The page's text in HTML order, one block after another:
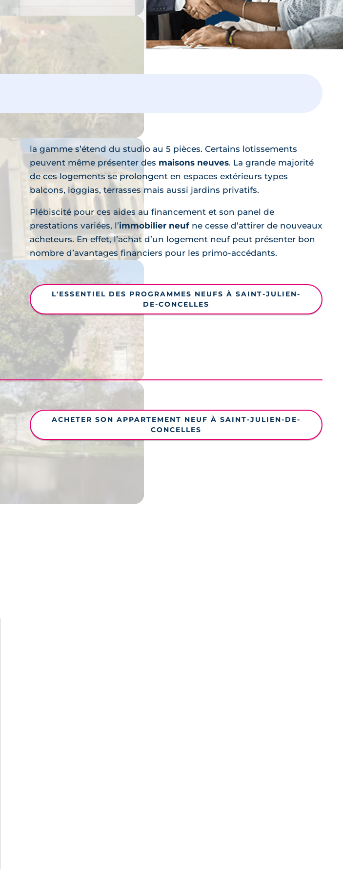
la gamme s’étend du studio au 5 pièces. Certains lotissements
peuvent même présenter des maisons neuves. La grande majorité
de ces logements se prolongent en espaces extérieurs types
balcons, loggias, terrasses mais aussi jardins privatifs.
Plébiscité pour ces aides au financement et son panel de
prestations variées, l’immobilier neuf ne cesse d’attirer de nouveaux
acheteurs. En effet, l’achat d’un logement neuf peut présenter bon
nombre d’avantages financiers pour les primo-accédants.
L'ESSENTIEL DES PROGRAMMES NEUFS À SAINT-JULIEN-
DE-CONCELLES
ACHETER SON APPARTEMENT NEUF À SAINT-JULIEN-DE-
CONCELLES